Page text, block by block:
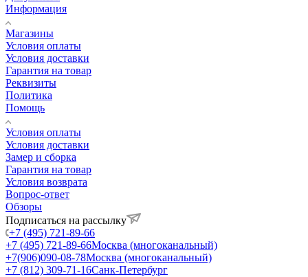
Информация
Магазины
Условия оплаты
Условия доставки
Гарантия на товар
Реквизиты
Политика
Помощь
Условия оплаты
Условия доставки
Замер и сборка
Гарантия на товар
Условия возврата
Вопрос-ответ
Обзоры
Подписаться на рассылку
+7 (495) 721-89-66
+7 (495) 721-89-66Москва (многоканальный)
+7(906)090-08-78Москва (многоканальный)
+7 (812) 309-71-16Санк-Петербург